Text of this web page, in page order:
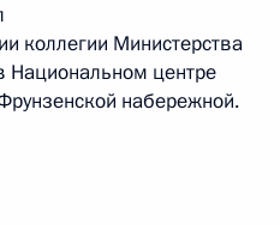
коллегии Министерства
Национальном центре
набережной.